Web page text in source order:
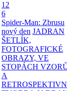
12
6
Spider-Man: Zbrusu
nový den JADRAN
ŠETLÍK,
FOTOGRAFICKÉ
OBRAZY, VE
STOPÁCH
A